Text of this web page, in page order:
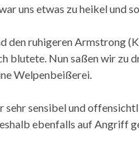
uns etwas zu heikel und
den ruhigeren Armstrong
blutete. Nun saßen wir
Welpenbeißerei.
sensibel und
ebenfalls auf Angriff